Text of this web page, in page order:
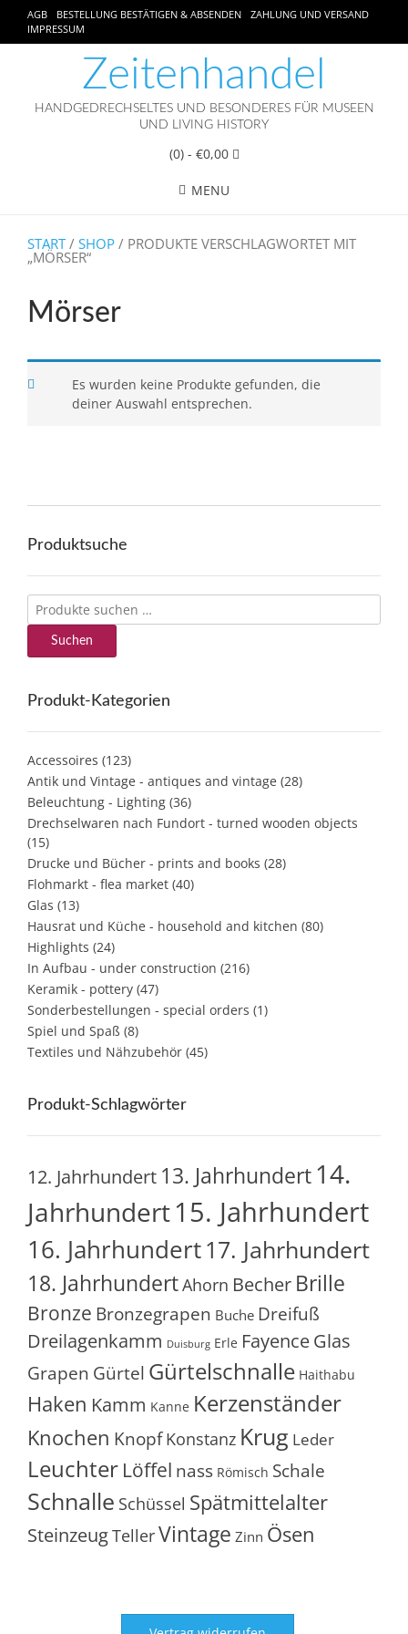
AGB BESTELLUNG BESTÄTIGEN & ABSENDEN
ZAHLUNG UND VERSAND
IMPRESSUM
Zeitenhandel
HANDGEDRECHSELTES UND BESONDERES FÜR MUSEEN
UND LIVING HISTORY
(0)- €0,00
MENU
START/ SHOP / PRODUKTE VERSCHLAGWORTET MIT
„MÖRSER“
Mörser
Es wurden keine Produkte gefunden, die
deiner Auswahl entsprechen.
Produktsuche
Suchen
nach:
Suchen
Produkt-Kategorien
Accessoires (123)
Antik und Vintage - antiques and vintage (28)
Beleuchtung - Lighting (36)
Drechselwaren nach Fundort - turned wooden objects
(15)
Drucke und Bücher - prints and books (28)
Flohmarkt - flea market (40)
Glas (13)
Hausrat und Küche - household and kitchen (80)
Highlights (24)
In Aufbau - under construction (216)
Keramik - pottery (47)
Sonderbestellungen - special orders (1)
Spiel und Spaß (8)
Textiles und Nähzubehör (45)
Produkt-Schlagwörter
12. Jahrhundert 13. Jahrhundert14.
Jahrhundert15. Jahrhundert
16. Jahrhundert17. Jahrhundert
18. JahrhundertAhorn Becher Brille
Bronze Bronzegrapen Buche Dreifuß
Dreilagenkamm Duisburg Erle FayenceGlas
Grapen Gürtel Gürtelschnalle Haithabu
Haken Kamm Kanne Kerzenständer
Knochen Knopf Konstanz Krug Leder
Leuchter Löffel nass Römisch Schale
Schnalle Schüssel Spätmittelalter
SteinzeugTellerVintage Zinn Ösen